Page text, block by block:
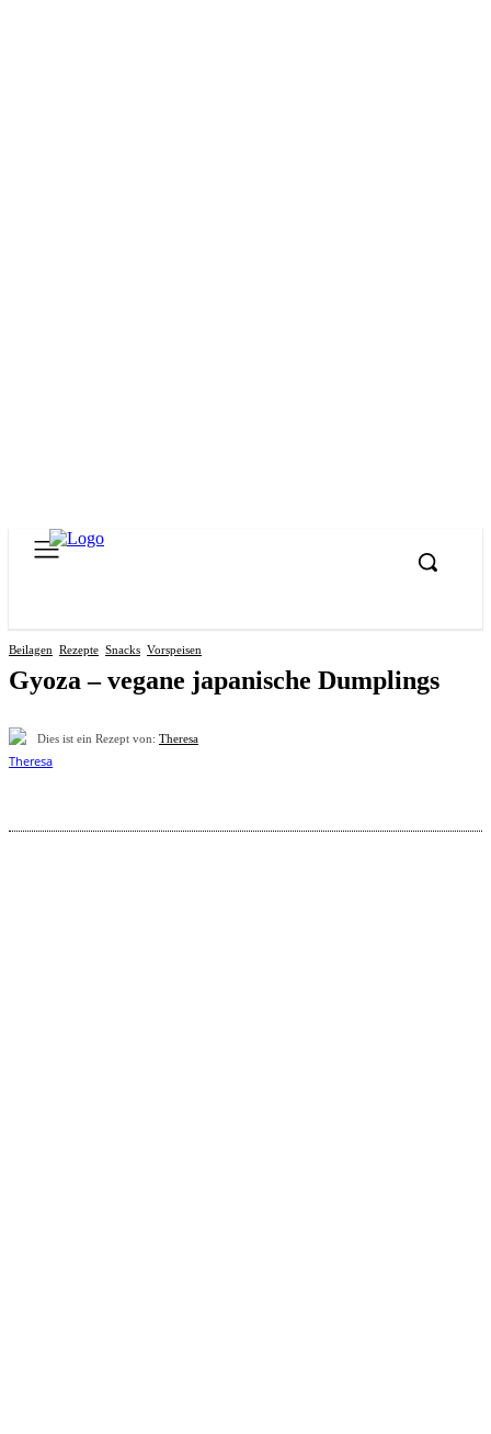
Beilagen Rezepte Snacks Vorspeisen
Gyoza – vegane japanische Dumplings
Dies ist ein Rezept von: Theresa